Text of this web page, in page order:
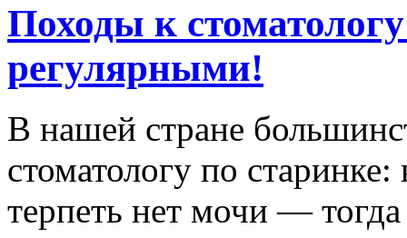
Походы к
регулярными!
В нашей стране
стоматологу по старинке:
терпеть нет мочи —